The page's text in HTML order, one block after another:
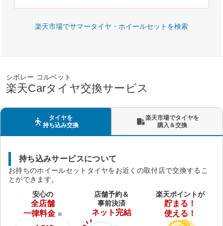
楽天市場でサマータイヤ・ホイールセットを検索
シボレー コルベット
楽天Carタイヤ交換サービス
タイヤを
持ち込み交換
楽天市場でタイヤを
購入＆交換
持ち込みサービスについて
お持ちのホイールセットタイヤをお近くの取付店で交換するこ
とができます。
安心の
全店舗
一律料金 ※
店舗予約＆
事前決済
ネット完結
楽天ポイントが
貯まる！
使える！